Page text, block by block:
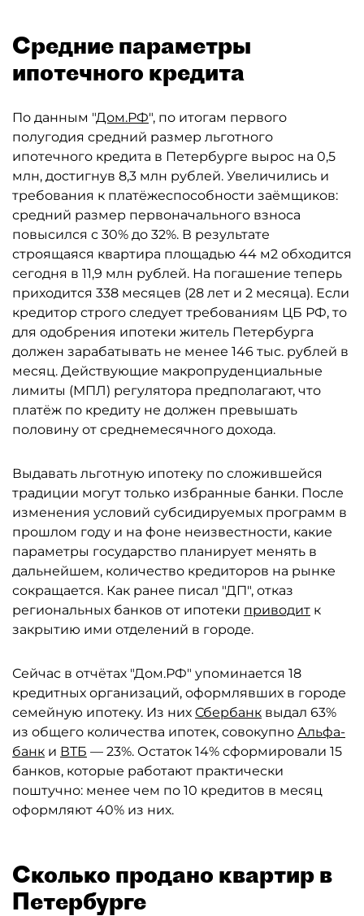
Средние параметры
ипотечного кредита
По данным "Дом.РФ", по итогам первого
полугодия средний размер льготного
ипотечного кредита в Петербурге вырос на 0,5
млн, достигнув 8,3 млн рублей. Увеличились и
требования к платёжеспособности заёмщиков:
средний размер первоначального взноса
повысился с 30% до 32%. В результате
строящаяся квартира площадью 44 м2 обходится
сегодня в 11,9 млн рублей. На погашение теперь
приходится 338 месяцев (28 лет и 2 месяца). Если
кредитор строго следует требованиям ЦБ РФ, то
для одобрения ипотеки житель Петербурга
должен зарабатывать не менее 146 тыс. рублей в
месяц. Действующие макропруденциальные
лимиты (МПЛ) регулятора предполагают, что
платёж по кредиту не должен превышать
половину от среднемесячного дохода.
Выдавать льготную ипотеку по сложившейся
традиции могут только избранные банки. После
изменения условий субсидируемых программ в
прошлом году и на фоне неизвестности, какие
параметры государство планирует менять в
дальнейшем, количество кредиторов на рынке
сокращается. Как ранее писал "ДП", отказ
региональных банков от ипотеки приводит к
закрытию ими отделений в городе.
Сейчас в отчётах "Дом.РФ" упоминается 18
кредитных организаций, оформлявших в городе
семейную ипотеку. Из них Сбербанк выдал 63%
из общего количества ипотек, совокупно Альфа-
банк и ВТБ — 23%. Остаток 14% сформировали 15
банков, которые работают практически
поштучно: менее чем по 10 кредитов в месяц
оформляют 40% из них.
Сколько продано квартир в
Петербурге